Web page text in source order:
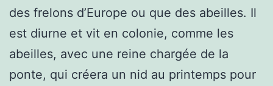
des frelons d’Europe ou que des abeilles. Il
est diurne et vit en colonie, comme les
abeilles, avec une reine chargée de la
ponte, qui créera un nid au printemps pour